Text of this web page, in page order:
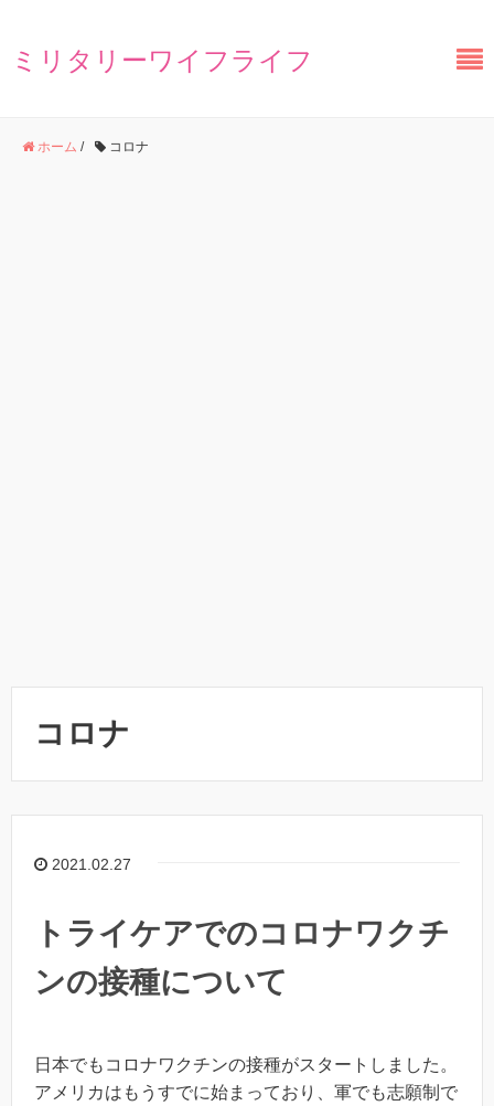
ミリタリーワイフライフ
ホーム / コロナ
コロナ
2021.02.27
トライケアでのコロナワクチ
ンの接種について
日本でもコロナワクチンの接種がスタートしました。
アメリカはもうすでに始まっており、軍でも志願制で